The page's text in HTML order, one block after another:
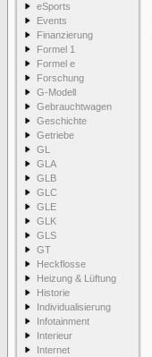
eSports
Events
Finanzierung
Formel 1
Formel e
Forschung
G-Modell
Gebrauchtwagen
Geschichte
Getriebe
GL
GLA
GLB
GLC
GLE
GLK
GLS
GT
Heckflosse
Heizung & Lüftung
Historie
Individualisierung
Infotainment
Interieur
Internet